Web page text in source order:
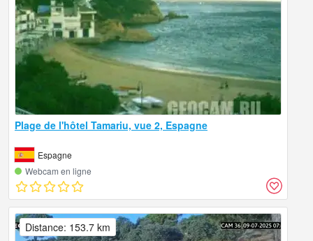
Plage de l'hôtel Tamariu, vue 2, Espagne
Espagne
Webcam en ligne
Distance: 153.7 km